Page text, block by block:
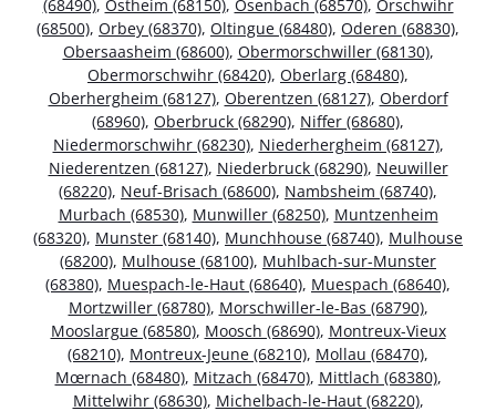
(68490), Ostheim (68150), Osenbach (68570), Orschwihr
(68500), Orbey (68370), Oltingue (68480), Oderen (68830),
Obersaasheim (68600), Obermorschwiller (68130),
Obermorschwihr (68420), Oberlarg (68480),
Oberhergheim (68127), Oberentzen (68127), Oberdorf
(68960), Oberbruck (68290), Niffer (68680),
Niedermorschwihr (68230), Niederhergheim (68127),
Niederentzen (68127), Niederbruck (68290), Neuwiller
(68220), Neuf-Brisach (68600), Nambsheim (68740),
Murbach (68530), Munwiller (68250), Muntzenheim
(68320), Munster (68140), Munchhouse (68740), Mulhouse
(68200), Mulhouse (68100), Muhlbach-sur-Munster
(68380), Muespach-le-Haut (68640), Muespach (68640),
Mortzwiller (68780), Morschwiller-le-Bas (68790),
Mooslargue (68580), Moosch (68690), Montreux-Vieux
(68210), Montreux-Jeune (68210), Mollau (68470),
Mœrnach (68480), Mitzach (68470), Mittlach (68380),
Mittelwihr (68630), Michelbach-le-Haut (68220),